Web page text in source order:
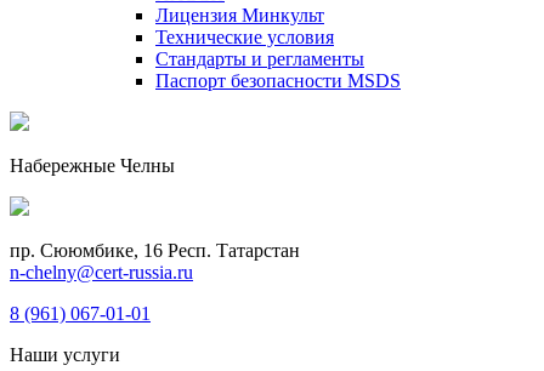
Лицензия Минкульт
Технические условия
Стандарты и регламенты
Паспорт безопасности MSDS
Набережные Челны
пр. Сююмбике, 16 Респ. Татарстан
n-chelny@cert-russia.ru
8 (961) 067-01-01
Наши услуги